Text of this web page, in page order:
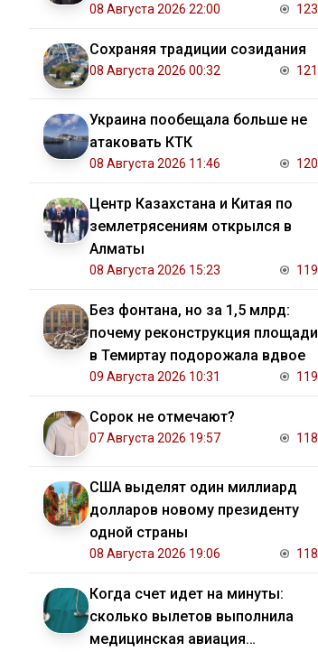
08 Августа 2026 22:00 123
Сохраняя традиции созидания
08 Августа 2026 00:32 121
Украина пообещала больше не
атаковать КТК
08 Августа 2026 11:46 120
Центр Казахстана и Китая по
землетрясениям открылся в
Алматы
08 Августа 2026 15:23 119
Без фонтана, но за 1,5 млрд:
почему реконструкция площади
в Темиртау подорожала вдвое
09 Августа 2026 10:31 119
Сорок не отмечают?
07 Августа 2026 19:57 118
США выделят один миллиард
долларов новому президенту
одной страны
08 Августа 2026 19:06 118
Когда счет идет на минуты:
сколько вылетов выполнила
медицинская авиация